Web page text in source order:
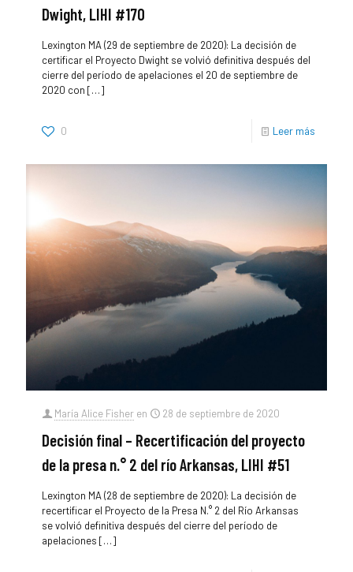
Dwight, LIHI #170
Lexington MA (29 de septiembre de 2020): La decisión de
certificar el Proyecto Dwight se volvió definitiva después del
cierre del período de apelaciones el 20 de septiembre de
2020 con […]
0 Leer más
María Alice Fisher en 28 de septiembre de 2020
Decisión final – Recertificación del proyecto
de la presa n.° 2 del río Arkansas, LIHI #51
Lexington MA (28 de septiembre de 2020): La decisión de
recertificar el Proyecto de la Presa N.° 2 del Río Arkansas
se volvió definitiva después del cierre del período de
apelaciones […]